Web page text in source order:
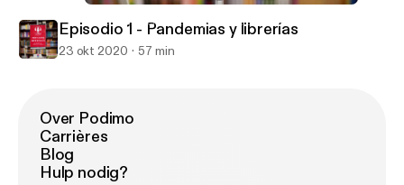
Pretérito Imperfecto. Un podcast de Librerías de Madrid
Episodio 1 - Pandemias y librerías
23 okt 2020 57 min
Over Podimo
Carrières
Blog
Hulp nodig?